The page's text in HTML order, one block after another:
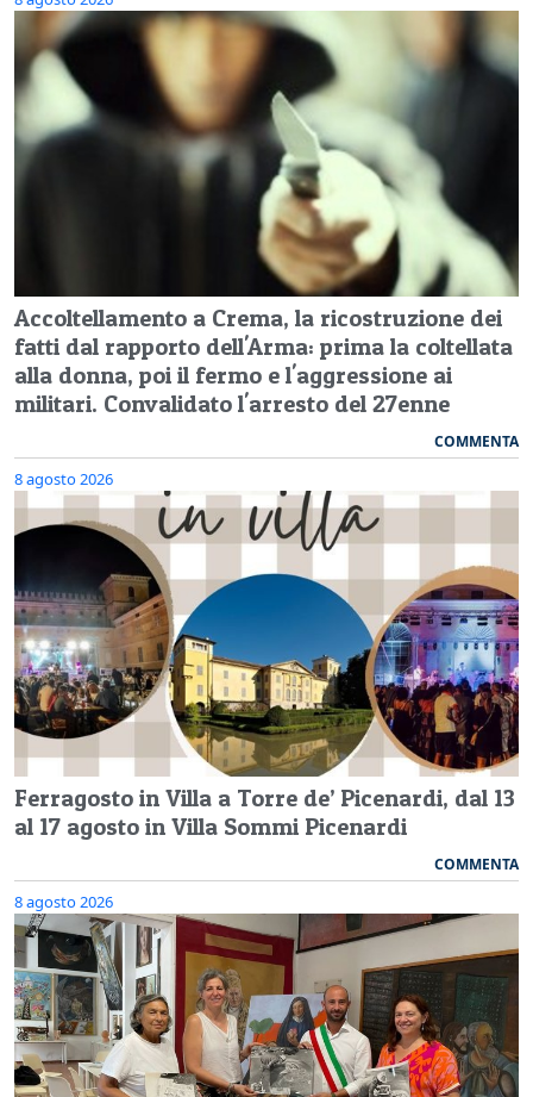
Accoltellamento a Crema, la ricostruzione dei
fatti dal rapporto dell'Arma: prima la coltellata
alla donna, poi il fermo e l'aggressione ai
militari. Convalidato l'arresto del 27enne
COMMENTA
8 agosto 2026
Ferragosto in Villa a Torre de’ Picenardi, dal 13
al 17 agosto in Villa Sommi Picenardi
COMMENTA
8 agosto 2026